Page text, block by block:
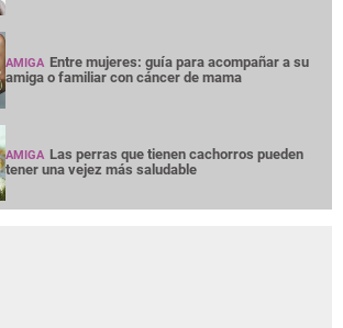
AMIGA Entre mujeres: guía para acompañar a su
amiga o familiar con cáncer de mama
AMIGA Las perras que tienen cachorros pueden
tener una vejez más saludable